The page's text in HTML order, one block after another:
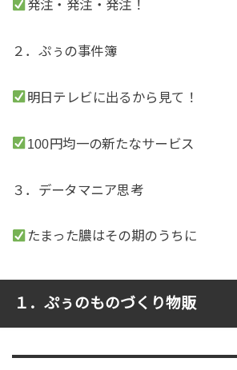
発注・発注・発注！
２．ぷぅの事件簿
明日テレビに出るから見て！
100円均一の新たなサービス
３．データマニア思考
たまった膿はその期のうちに
１．ぷぅのものづくり物販